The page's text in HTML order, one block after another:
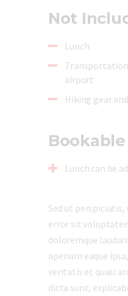
Not
Lunch
airport
Hiking gear
Lunch can be
Sed ut
error sit
doloremque
aperiam eaque
veritatis et quasi
dicta sunt,